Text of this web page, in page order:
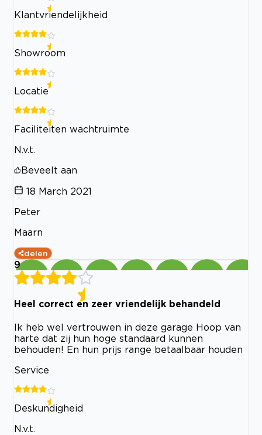
Klantvriendelijkheid
Showroom
Locatie
Faciliteiten wachtruimte
N.v.t.
Beveelt aan
18 March 2021
Peter
Maarn
delen
9
Heel correct en zeer vriendelijk behandeld
Ik heb wel vertrouwen in deze garage Hoop van
harte dat zij hun hoge standaard kunnen
behouden! En hun prijs range betaalbaar houden
Service
Deskundigheid
N.v.t.